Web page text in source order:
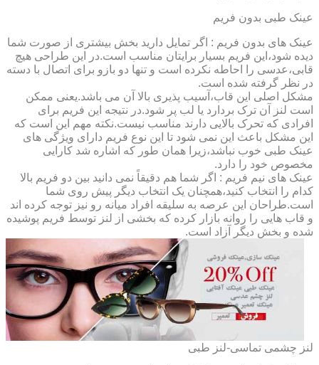
عینک طبی بدون فریم
عینک های بدون فریم : اگر تمایل دارید بخش بیشتری از صورت شما
دیده شود،این فریم بسیار برایتان مناسب است.در این طراحی هیچ
قابی،عدسی را احاطه نکرده است و تنها دو بازو برای اتصال با دسته
در نظر گرفته شده است.
مشکل اصلی این قاب،آسیب پذیری بالا آن می باشد.یعنی ممکن
است لنز آن ترک بردارد یا لب پر شود.در نتیجه این فریم برای
افرادی که تحرک بالایی دارند مناسب نیست.نکته مهم این است که
این مشکل باعث این نمی شود تا این نوع فریم دارای ویژگی های
عینک طبی خوب نباشد،زیرا همان طور که اشاره شد کارایی
مخصوص خود را دارد.
عینک های نیم فریم : اگر شما هم دقیقاً نمی دانید بین دو فریم بالا
کدام را انتخاب کنید،همچنان یک انتخاب دیگر پیش روی شما
است.طراحان این عرصه به سلیقه افراد میانه رو نیز توجه کرده اند
و قاب هایی را روانه بازار کرده که بخشی از لنز توسط فریم پوشیده
شده و بخش دیگر آزاد است.
لنز چشمی تماسی-لنز طبی